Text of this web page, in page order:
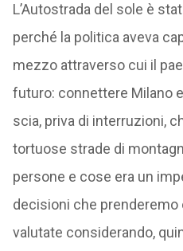
L’Autostrada del sole è
perché la politica aveva
mezzo attraverso cui il
futuro: connettere Milano
scia, priva di interruzioni,
tortuose strade di
persone e cose era un
decisioni che prenderemo
valutate considerando,